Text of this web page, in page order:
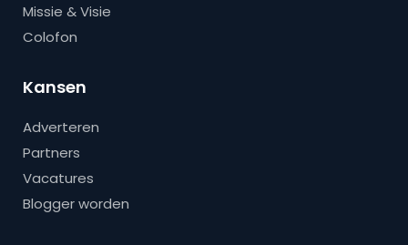
Missie & Visie
Colofon
Kansen
Adverteren
Partners
Vacatures
Blogger worden